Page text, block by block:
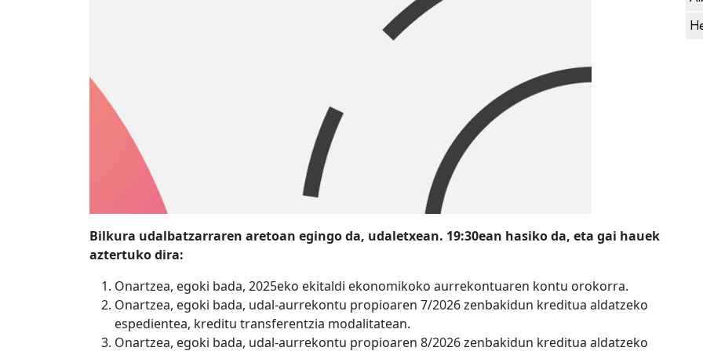
Bilkura udalbatzarraren aretoan egingo da, udaletxean. 19:30ean hasiko da, eta gai hauek
aztertuko dira:
Onartzea, egoki bada, 2025eko ekitaldi ekonomikoko aurrekontuaren kontu orokorra.
Onartzea, egoki bada, udal-aurrekontu propioaren 7/2026 zenbakidun kreditua aldatzeko
espedientea, kreditu transferentzia modalitatean.
Onartzea, egoki bada, udal-aurrekontu propioaren 8/2026 zenbakidun kreditua aldatzeko